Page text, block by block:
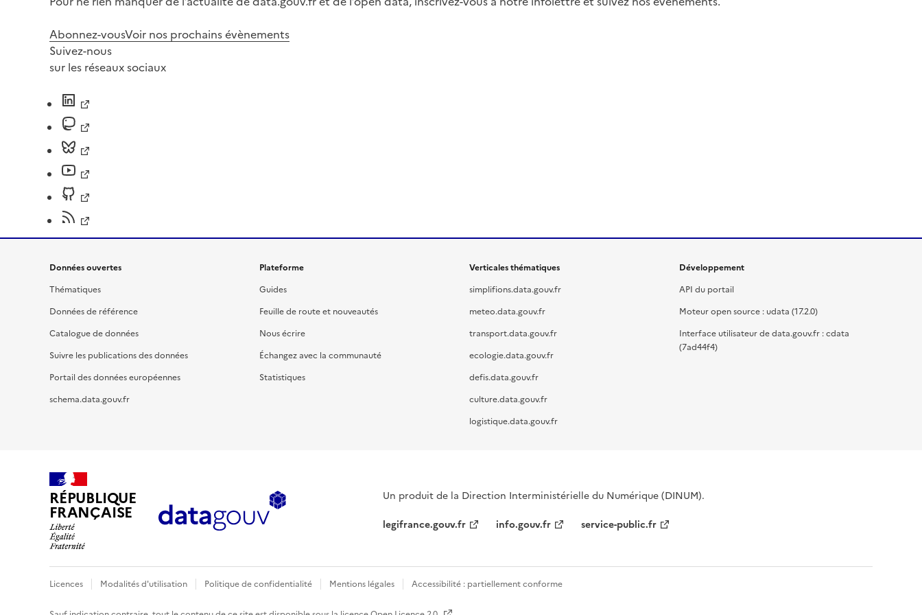
Abonnez-vousVoir nos prochains évènements
Suivez-nous
sur les réseaux sociaux
Données ouvertes
Thématiques
Données de référence
Catalogue de données
Suivre les publications des données
Portail des données européennes
schema.data.gouv.fr
Plateforme
Guides
Feuille de route et nouveautés
Nous écrire
Échangez avec la communauté
Statistiques
Verticales thématiques
simplifions.data.gouv.fr
meteo.data.gouv.fr
transport.data.gouv.fr
ecologie.data.gouv.fr
defis.data.gouv.fr
culture.data.gouv.fr
logistique.data.gouv.fr
Développement
API du portail
Moteur open source : udata (17.2.0)
Interface utilisateur de data.gouv.fr : cdata
(7ad44f4)
RÉPUBLIQUE
FRANÇAISE
Un produit de la Direction Interministérielle du Numérique (DINUM).
legifrance.gouv.fr
info.gouv.fr service-public.fr
Licences Modalités d'utilisation Politique de confidentialité Mentions légales Accessibilité : partiellement conforme